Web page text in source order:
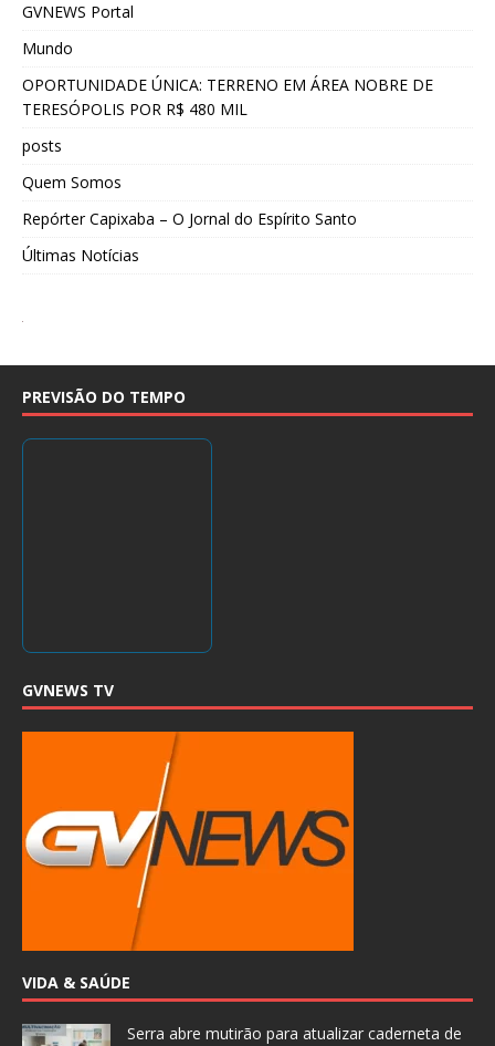
GVNEWS Portal
Mundo
OPORTUNIDADE ÚNICA: TERRENO EM ÁREA NOBRE DE
TERESÓPOLIS POR R$ 480 MIL
posts
Quem Somos
Repórter Capixaba – O Jornal do Espírito Santo
Últimas Notícias
PREVISÃO DO TEMPO
GVNEWS TV
VIDA & SAÚDE
Serra abre mutirão para atualizar caderneta de